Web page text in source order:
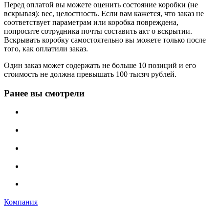
Перед оплатой вы можете оценить состояние коробки (не
вскрывая): вес, целостность. Если вам кажется, что заказ не
соответствует параметрам или коробка повреждена,
попросите сотрудника почты составить акт о вскрытии.
Вскрывать коробку самостоятельно вы можете только после
того, как оплатили заказ.
Один заказ может содержать не больше 10 позиций и его
стоимость не должна превышать 100 тысяч рублей.
Ранее вы смотрели
Компания